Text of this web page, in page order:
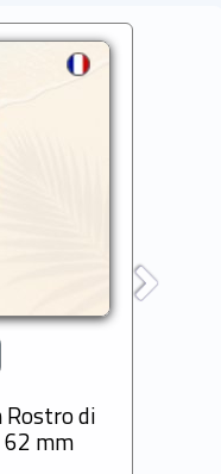
Rostro di
62 mm